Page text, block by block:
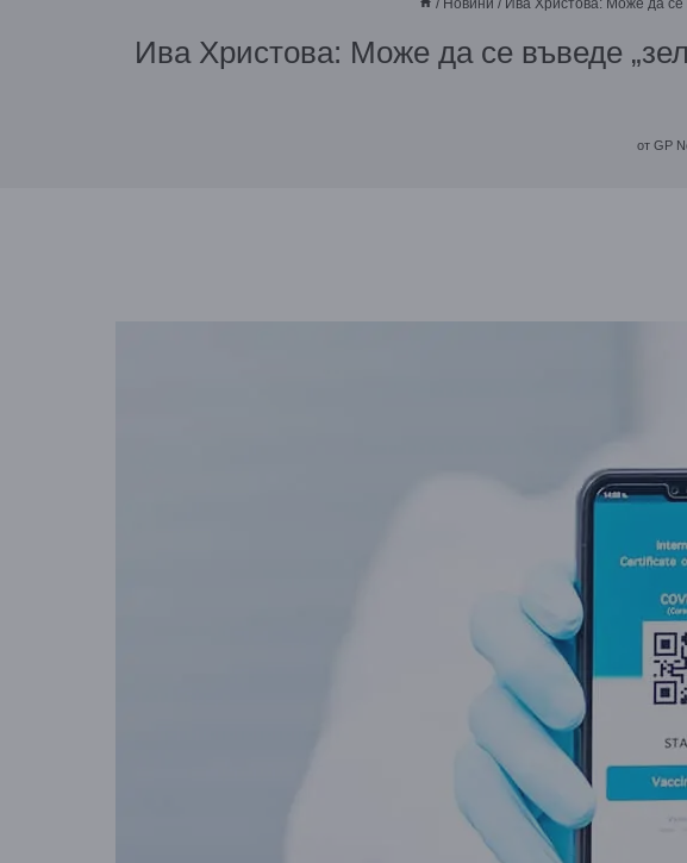
/ Новини / Ива Христова: Може да се
Ива Христова: Може да се въведе
от GP